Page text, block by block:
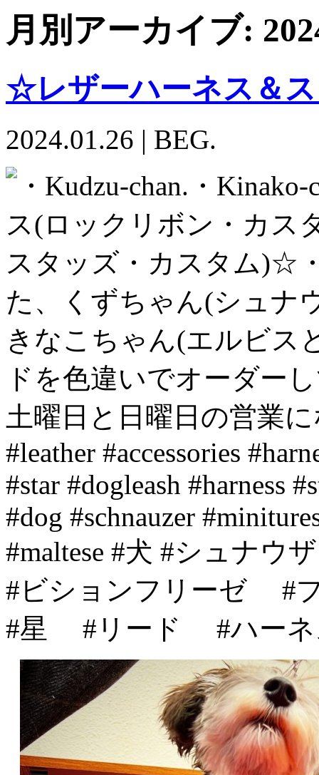
月別アーカイブ:
☆レザーハーネス＆
2024.01.26 | BEG.